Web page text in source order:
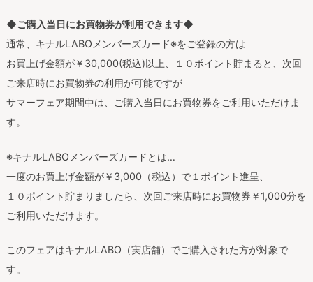
◆ご購入当日にお買物券が利用できます◆
通常、キナルLABOメンバーズカード※をご登録の方は
お買上げ金額が￥30,000(税込)以上、１０ポイント貯まると、次回
ご来店時にお買物券の利用が可能ですが
サマーフェア期間中は、ご購入当日にお買物券をご利用いただけま
す。
※キナルLABOメンバーズカードとは…
一度のお買上げ金額が￥3,000（税込）で１ポイント進呈、
１０ポイント貯まりましたら、次回ご来店時にお買物券￥1,000分を
ご利用いただけます。
このフェアはキナルLABO（実店舗）でご購入された方が対象で
す。